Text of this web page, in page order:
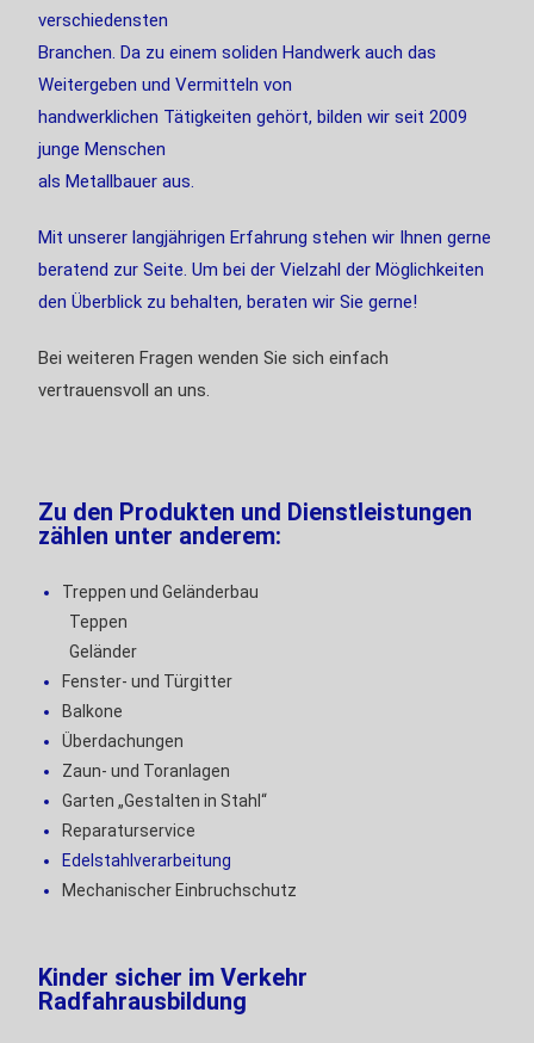
verschiedensten
Branchen. Da zu einem soliden Handwerk auch das
Weitergeben und Vermitteln von
handwerklichen Tätigkeiten gehört, bilden wir seit 2009
junge Menschen
als Metallbauer aus.
Mit unserer langjährigen Erfahrung stehen wir Ihnen gerne
beratend zur Seite. Um bei der Vielzahl der Möglichkeiten
den Überblick zu behalten, beraten wir Sie gerne!
Bei weiteren Fragen wenden Sie sich einfach
vertrauensvoll an uns.
Zu den Produkten und Dienstleistungen
zählen unter anderem:
Treppen und Geländerbau
Teppen
Geländer
Fenster- und Türgitter
Balkone
Überdachungen
Zaun- und Toranlagen
Garten „Gestalten in Stahl“
Reparaturservice
Edelstahlverarbeitung
Mechanischer Einbruchschutz
Kinder sicher im Verkehr
Radfahrausbildung